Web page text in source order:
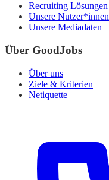
Recruiting Lösungen
Unsere Nutzer*innen
Unsere Mediadaten
Über GoodJobs
Über uns
Ziele & Kriterien
Netiquette